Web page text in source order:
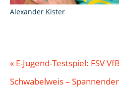
Alexander Kister
« E-Jugend-Testspiel: FSV
Schwabelweis –